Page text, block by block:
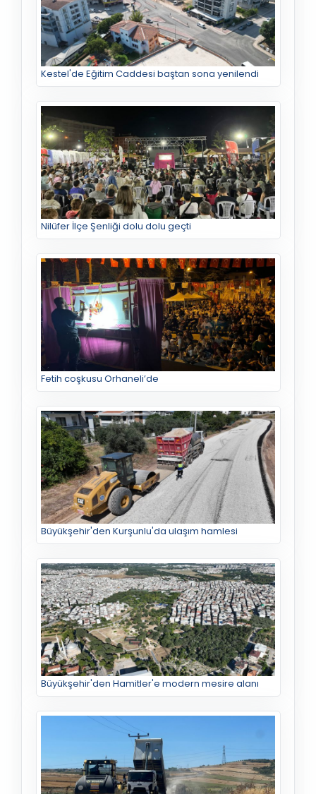
Kestel'de Eğitim Caddesi baştan sona yenilendi
Nilüfer İlçe Şenliği dolu dolu geçti
Fetih coşkusu Orhaneli’de
Büyükşehir'den Kurşunlu'da ulaşım hamlesi
Büyükşehir'den Hamitler'e modern mesire alanı